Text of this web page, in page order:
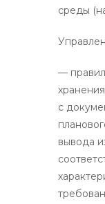
среды
—
с
вывода